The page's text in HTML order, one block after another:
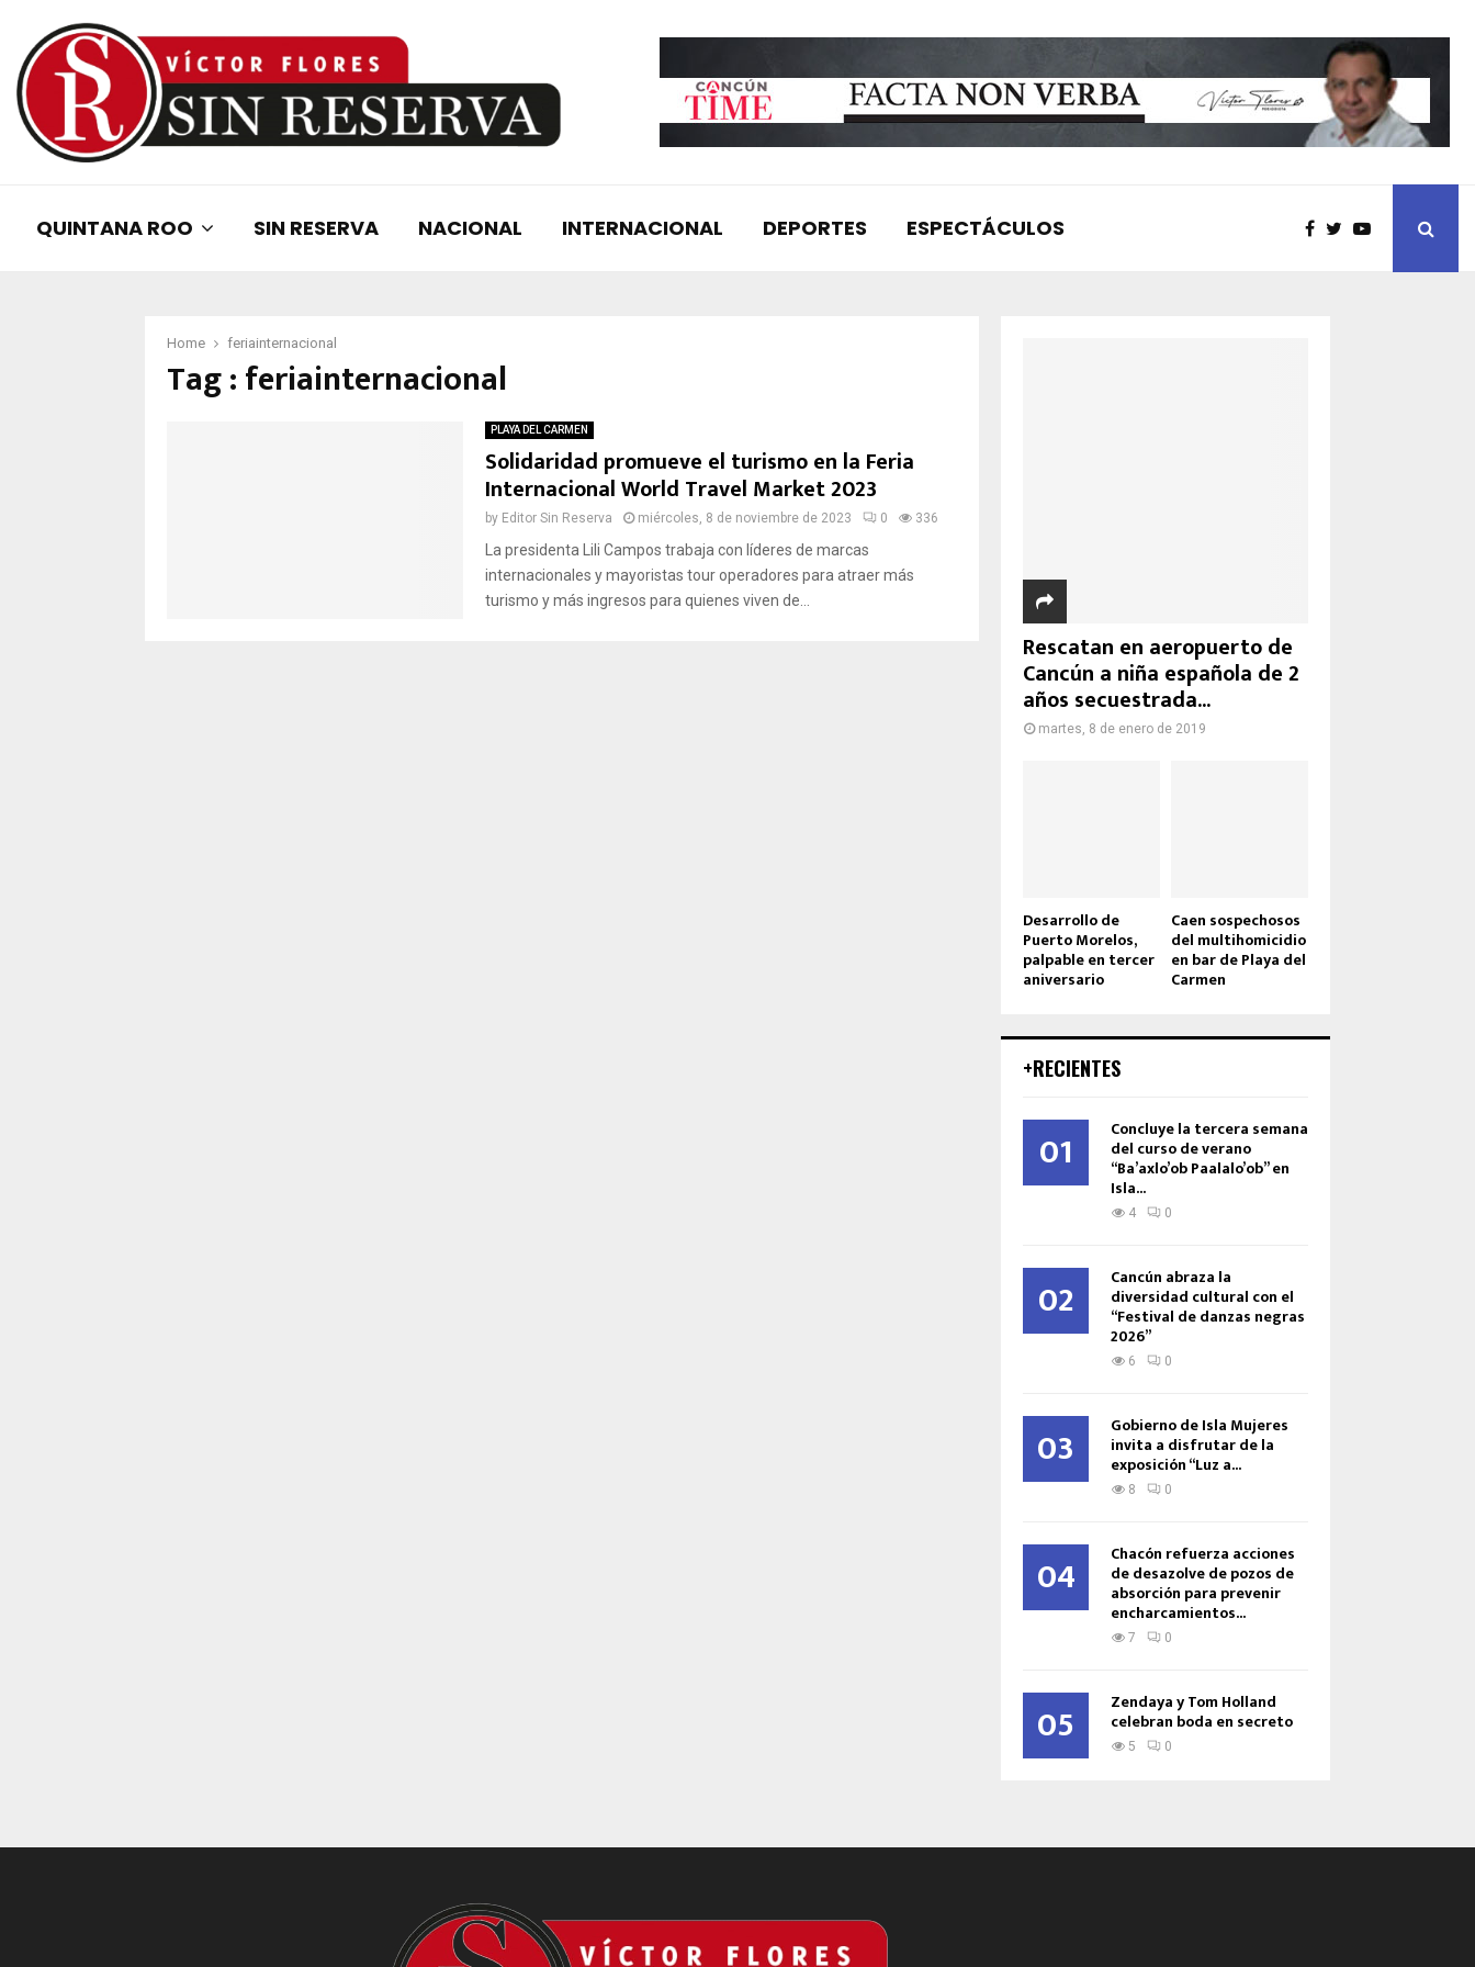
QUINTANA ROO SIN RESERVA NACIONAL INTERNACIONAL DEPORTES ESPECTÁCULOS
Home feriainternacional
Tag : feriainternacional
PLAYA DEL CARMEN
Solidaridad promueve el turismo en la Feria
Internacional World Travel Market 2023
by Editor Sin Reserva miércoles, 8 de noviembre de 2023 0 336
La presidenta Lili Campos trabaja con líderes de marcas
internacionales y mayoristas tour operadores para atraer más
turismo y más ingresos para quienes viven de...
Rescatan en aeropuerto de
Cancún a niña española de 2
años secuestrada...
martes, 8 de enero de 2019
Desarrollo de
Puerto Morelos,
palpable en tercer
aniversario
Caen sospechosos
del multihomicidio
en bar de Playa del
Carmen
+RECIENTES
01 Concluye la tercera semana
del curso de verano
“Ba’axlo’ob Paalalo’ob” en
Isla...
4 0
02 Cancún abraza la
diversidad cultural con el
“Festival de danzas negras
2026”
6 0
03 Gobierno de Isla Mujeres
invita a disfrutar de la
exposición “Luz a...
8 0
04 Chacón refuerza acciones
de desazolve de pozos de
absorción para prevenir
encharcamientos...
7 0
05 Zendaya y Tom Holland
celebran boda en secreto
5 0